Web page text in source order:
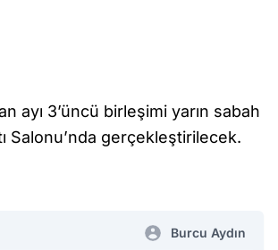
ayı 3’üncü birleşimi yarın sabah
Salonu’nda gerçekleştirilecek.
Burcu Aydın